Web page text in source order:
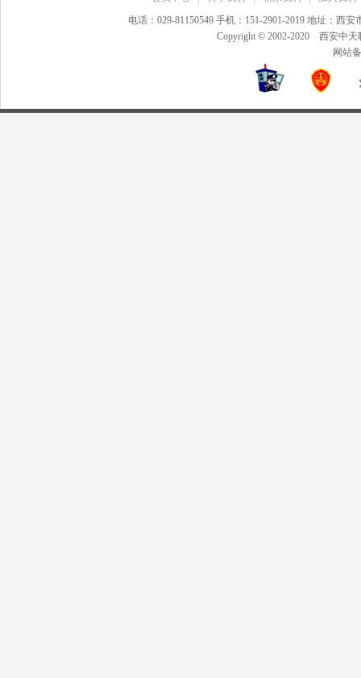
电话：029-81150549 手机：151-2901-2019 地址：西
Copyright © 2002-2020 西安中
网站